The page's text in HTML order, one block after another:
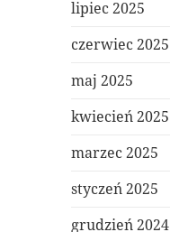
lipiec 2025
czerwiec 2025
maj 2025
kwiecień 2025
marzec 2025
styczeń 2025
grudzień 2024